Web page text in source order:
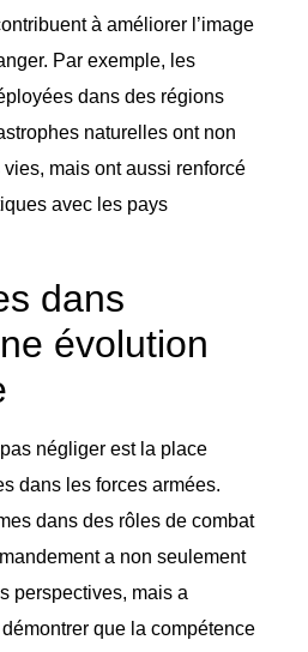
à améliorer l’image
Par exemple, les
dans des régions
naturelles ont non
mais ont aussi renforcé
avec les pays
dans
évolution
négliger est la place
dans les forces armées.
dans des rôles de combat
a non seulement
perspectives, mais a
que la compétence